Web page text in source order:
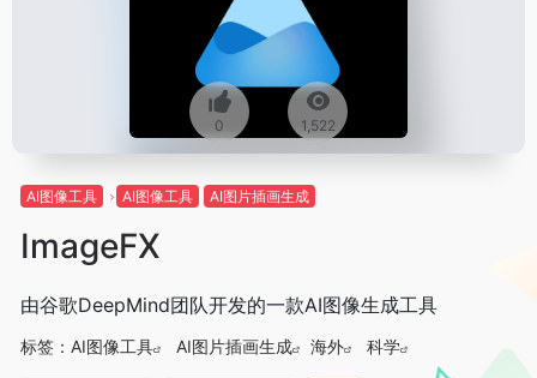
0 1,522
AI图像工具 AI图像工具 AI图片插画生成
ImageFX
由谷歌DeepMind团队开发的一款AI图像生成工具
标签： AI图像工具 AI图片插画生成 海外 科学